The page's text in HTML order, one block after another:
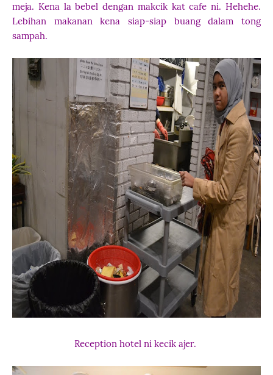
meja. Kena la bebel dengan makcik kat cafe ni. Hehehe.
Lebihan makanan kena siap-siap buang dalam tong
sampah.
Reception hotel ni kecik ajer.